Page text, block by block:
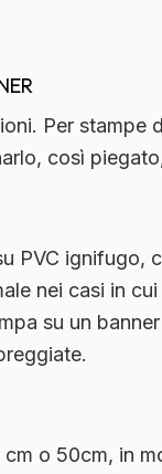
Per stampe
così
PVC ignifugo,
nei casi in
su un
o 50cm, in